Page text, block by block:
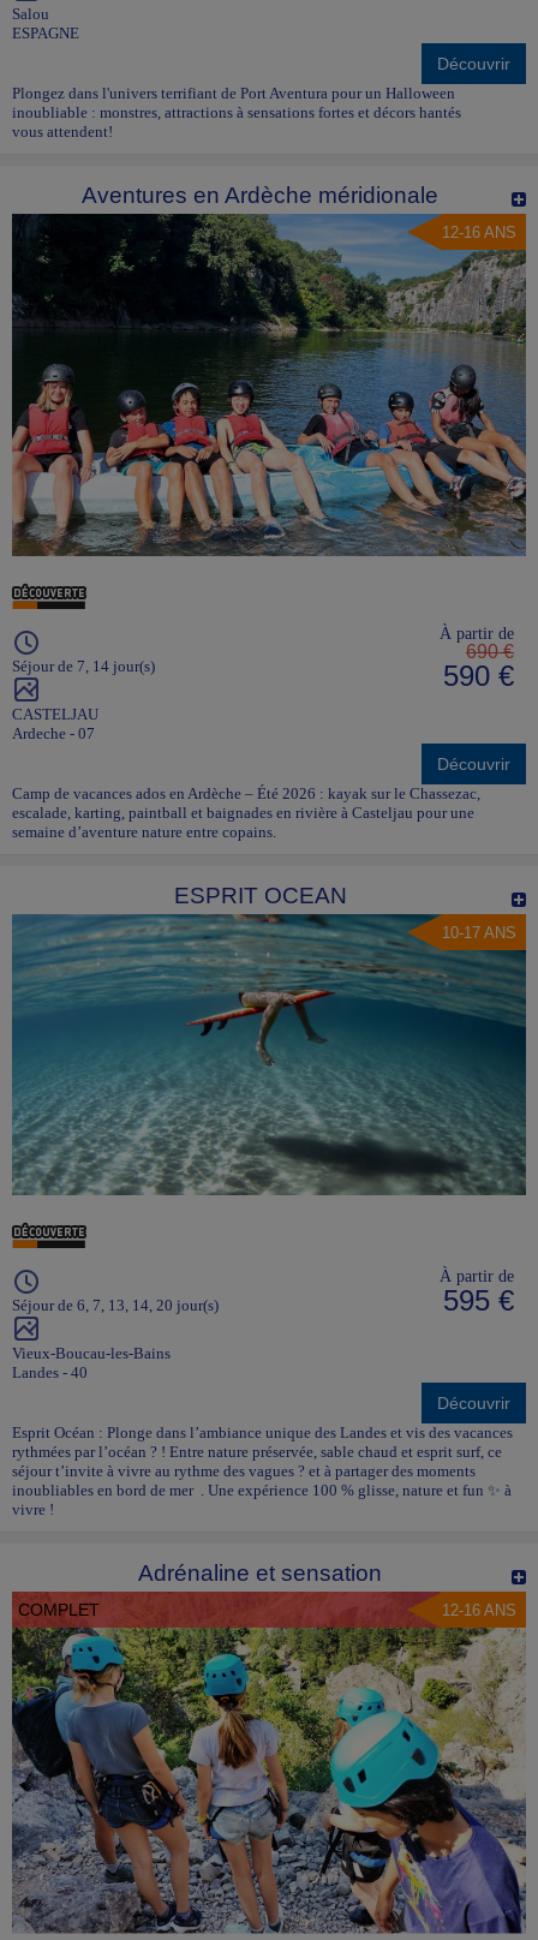
Salou
ESPAGNE
Découvrir
Plongez dans l'univers terrifiant de Port Aventura pour un Halloween
inoubliable : monstres, attractions à sensations fortes et décors hantés
vous attendent!
Aventures en Ardèche méridionale
12-16 ANS
Séjour de 7, 14 jour(s)
CASTELJAU
Ardeche - 07
À partir de
690 €
590 €
Découvrir
Camp de vacances ados en Ardèche – Été 2026 : kayak sur le Chassezac,
escalade, karting, paintball et baignades en rivière à Casteljau pour une
semaine d’aventure nature entre copains.
ESPRIT OCEAN
10-17 ANS
Séjour de 6, 7, 13, 14, 20 jour(s)
Vieux-Boucau-les-Bains
Landes - 40
À partir de
595 €
Découvrir
Esprit Océan : Plonge dans l’ambiance unique des Landes et vis des vacances
rythmées par l’océan ? ! Entre nature préservée, sable chaud et esprit surf, ce
séjour t’invite à vivre au rythme des vagues ? et à partager des moments
inoubliables en bord de mer . Une expérience 100 % glisse, nature et fun ✨ à
vivre !
Adrénaline et sensation
COMPLET 12-16 ANS